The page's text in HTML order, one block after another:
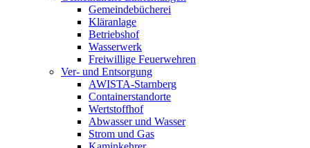
Gemeindebücherei
Kläranlage
Betriebshof
Wasserwerk
Freiwillige Feuerwehren
Ver- und Entsorgung
AWISTA-Starnberg
Containerstandorte
Wertstoffhof
Abwasser und Wasser
Strom und Gas